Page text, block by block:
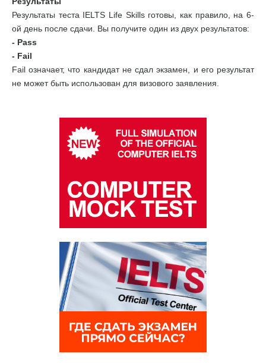
Результаты теста IELTS Life Skills готовы, как правило, на 6-
ой день после сдачи. Вы получите один из двух результатов:
- Pass
- Fail
Fail означает, что кандидат не сдал экзамен, и его результат
не может быть использован для визового заявления.